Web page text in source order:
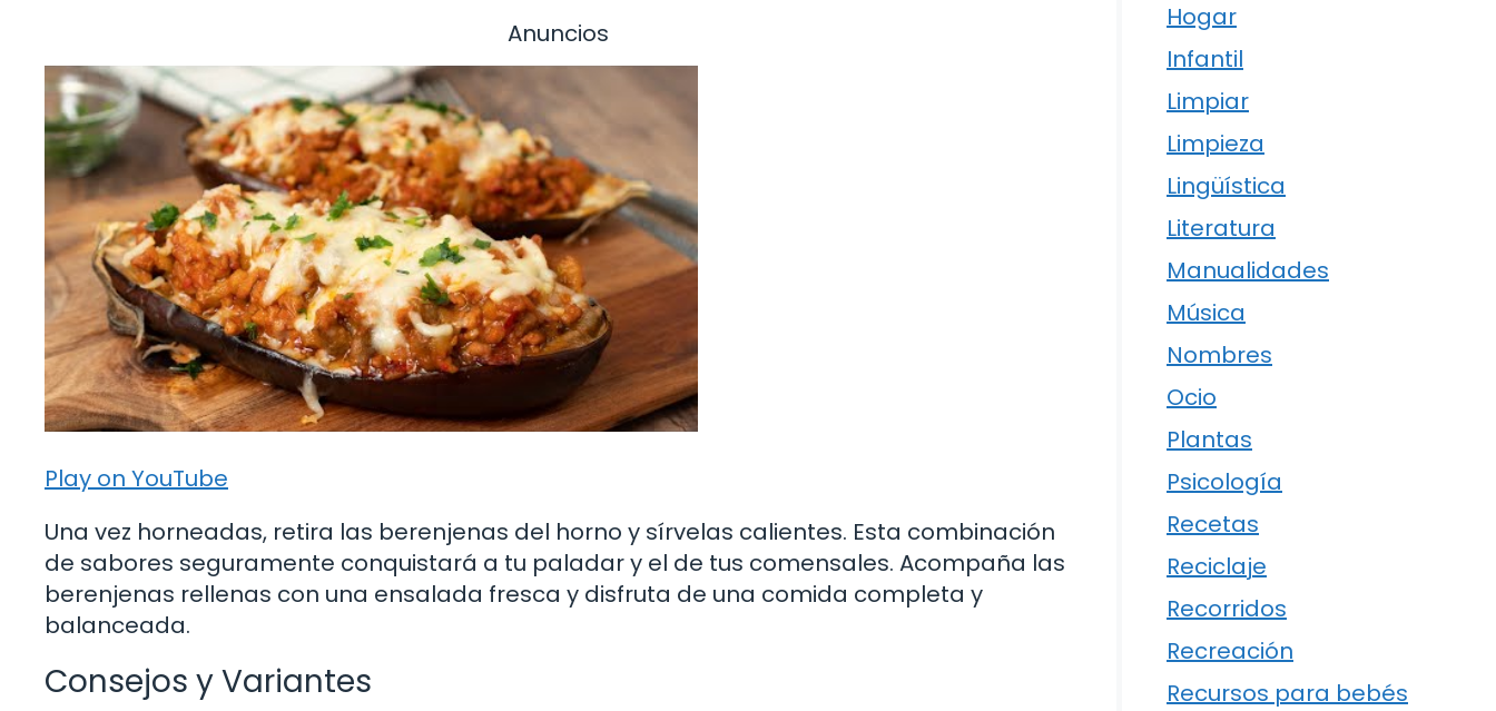
Anuncios
Play on YouTube
Una vez horneadas, retira las berenjenas del horno y sírvelas calientes. Esta combinación
de sabores seguramente conquistará a tu paladar y el de tus comensales. Acompaña las
berenjenas rellenas con una ensalada fresca y disfruta de una comida completa y
balanceada.
Consejos y Variantes
Hogar
Infantil
Limpiar
Limpieza
Lingüística
Literatura
Manualidades
Música
Nombres
Ocio
Plantas
Psicología
Recetas
Reciclaje
Recorridos
Recreación
Recursos para bebés